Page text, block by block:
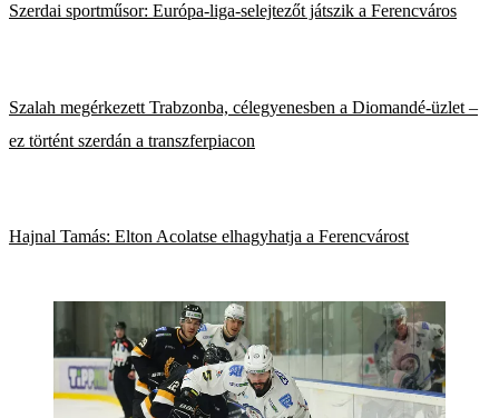
Szerdai sportműsor: Európa-liga-selejtezőt játszik a Ferencváros
Szalah megérkezett Trabzonba, célegyenesben a Diomandé-üzlet –
ez történt szerdán a transzferpiacon
Hajnal Tamás: Elton Acolatse elhagyhatja a Ferencvárost